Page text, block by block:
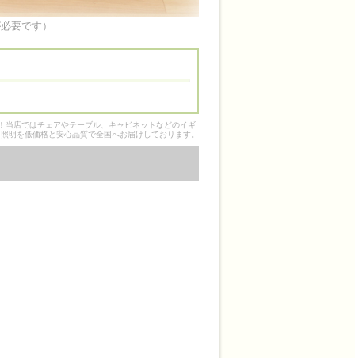
要です）
店ではチェアやテーブル、キャビネットなどのイギ
明を低価格と安心品質で全国へお届けしております。